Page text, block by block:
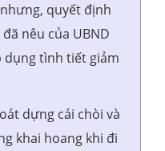
quyết định
nêu của UBND
dụng tình tiết giảm
dựng cái chòi và
khai hoang khi đi